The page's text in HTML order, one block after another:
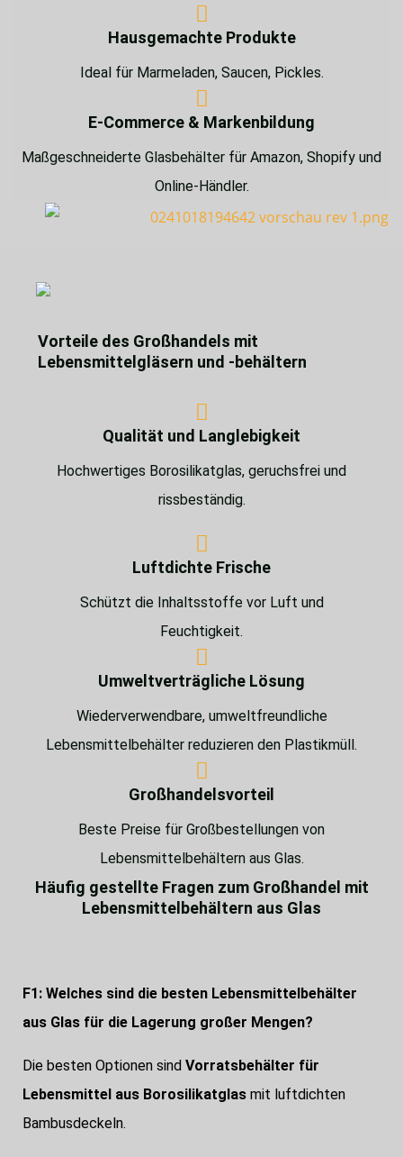
Hausgemachte Produkte
Ideal für Marmeladen, Saucen, Pickles.
E-Commerce & Markenbildung
Maßgeschneiderte Glasbehälter für Amazon, Shopify und
Online-Händler.
Vorteile des Großhandels mit
Lebensmittelgläsern und -behältern
Qualität und Langlebigkeit
Hochwertiges Borosilikatglas, geruchsfrei und
rissbeständig.
Luftdichte Frische
Schützt die Inhaltsstoffe vor Luft und
Feuchtigkeit.
Umweltverträgliche Lösung
Wiederverwendbare, umweltfreundliche
Lebensmittelbehälter reduzieren den Plastikmüll.
Großhandelsvorteil
Beste Preise für Großbestellungen von
Lebensmittelbehältern aus Glas.
Häufig gestellte Fragen zum Großhandel mit
Lebensmittelbehältern aus Glas
F1: Welches sind die besten Lebensmittelbehälter
aus Glas für die Lagerung großer Mengen?
Die besten Optionen sind Vorratsbehälter für
Lebensmittel aus Borosilikatglas mit luftdichten
Bambusdeckeln.